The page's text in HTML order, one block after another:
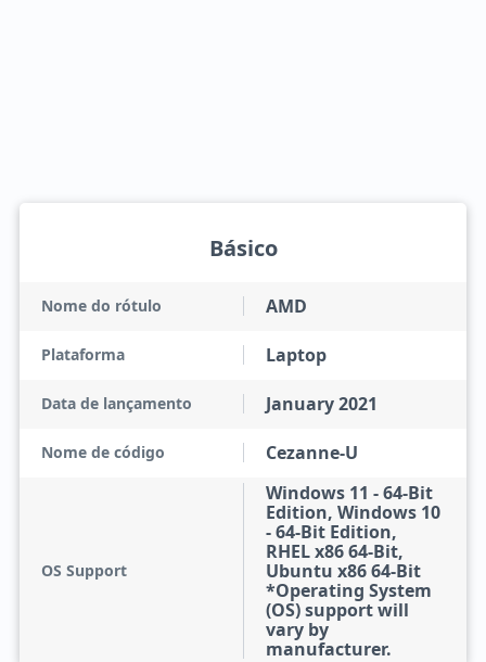
Básico
Nome do rótulo AMD
Plataforma Laptop
Data de lançamento January 2021
Nome de código Cezanne-U
OS Support
Windows 11 - 64-Bit
Edition, Windows 10
- 64-Bit Edition,
RHEL x86 64-Bit,
Ubuntu x86 64-Bit
*Operating System
(OS) support will
vary by
manufacturer.